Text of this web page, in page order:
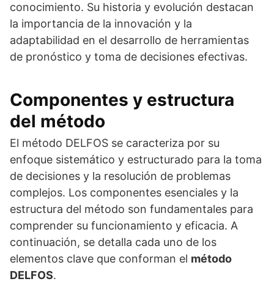
conocimiento. Su historia y evolución destacan
la importancia de la innovación y la
adaptabilidad en el desarrollo de herramientas
de pronóstico y toma de decisiones efectivas.
Componentes y estructura
del método
El método DELFOS se caracteriza por su
enfoque sistemático y estructurado para la toma
de decisiones y la resolución de problemas
complejos. Los componentes esenciales y la
estructura del método son fundamentales para
comprender su funcionamiento y eficacia. A
continuación, se detalla cada uno de los
elementos clave que conforman el método
DELFOS.